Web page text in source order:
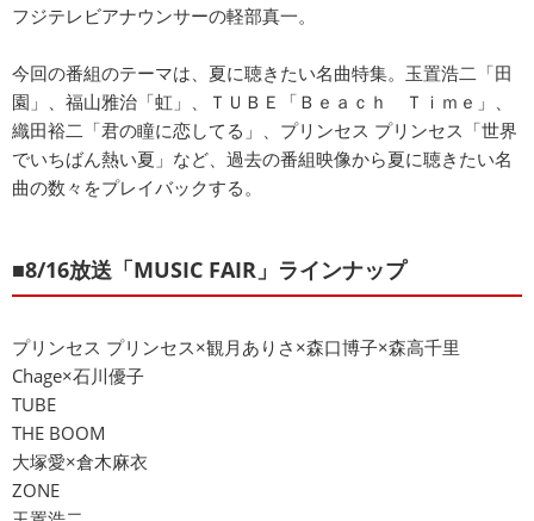
フジテレビアナウンサーの軽部真一。
今回の番組のテーマは、夏に聴きたい名曲特集。玉置浩二「田
園」、福山雅治「虹」、ＴＵＢＥ「Ｂｅａｃｈ Ｔｉｍｅ」、
織田裕二「君の瞳に恋してる」、プリンセス プリンセス「世界
でいちばん熱い夏」など、過去の番組映像から夏に聴きたい名
曲の数々をプレイバックする。
■8/16放送「MUSIC FAIR」ラインナップ
プリンセス プリンセス×観月ありさ×森口博子×森高千里
Chage×石川優子
TUBE
THE BOOM
大塚愛×倉木麻衣
ZONE